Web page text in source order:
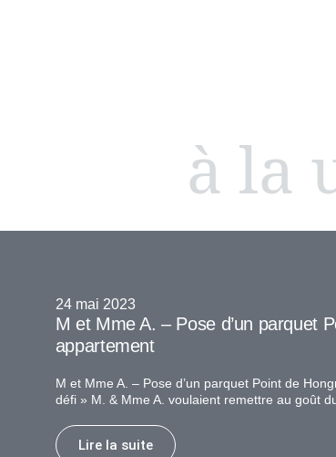
à la
M et Mme A. – Pose d’un parquet
appartement
24 mai 2023
M et Mme A. – Pose d’un parquet Point de
défi » M. & Mme A. voulaient remettre au goût
Lire la suite